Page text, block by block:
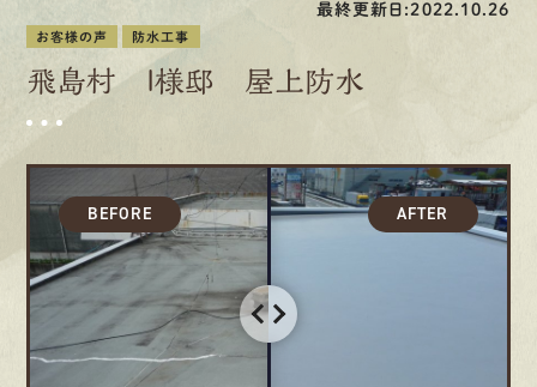
募集要項
先輩インタビュー
エントリー
最終更新日:2022.10.26
お客様の声 防水工事
飛島村 I様邸 屋上防水